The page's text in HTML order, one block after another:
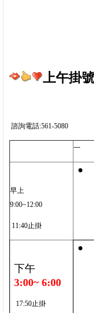
上午掛
諮詢電話:561-5080
一
早上
9:00~12:00
11:40止掛
●
下午
3:00~ 6:00
17:50止掛
●